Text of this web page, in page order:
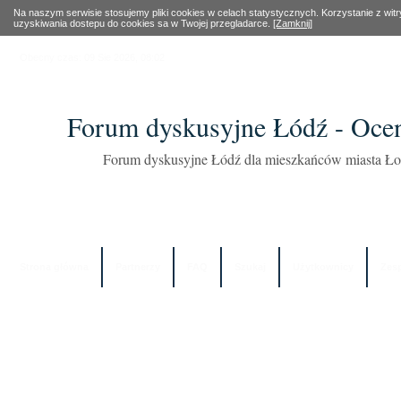
Na naszym serwisie stosujemy pliki cookies w celach statystycznych. Korzystanie z
uzyskiwania dostepu do cookies sa w Twojej przegladarce. [Zamknij]
Forum dyskusyjne Łódź -
Forum dyskusyjne Łódź dla mieszkańców miasta